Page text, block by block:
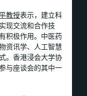
教授表示，建立科
现交流和合作技
积极作用。中医药
资讯学、人工智慧
。香港浸会大学协
与座谈会的其中一